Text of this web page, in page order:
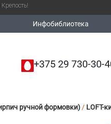
Инфобиблиотека
+375 29 730-30-
ручной формовки)/ LOFT-